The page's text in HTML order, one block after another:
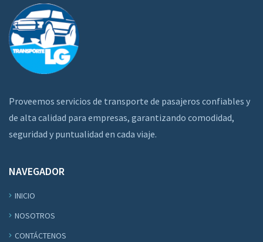
Proveemos servicios de transporte de pasajeros confiables y
de alta calidad para empresas, garantizando comodidad,
seguridad y puntualidad en cada viaje.
NAVEGADOR
INICIO
NOSOTROS
CONTÁCTENOS